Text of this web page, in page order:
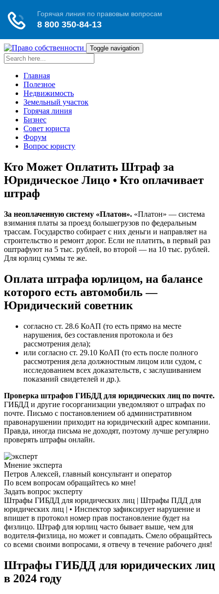
Toggle navigation
Главная
Полезное
Недвижимость
Земельный участок
Горячая линия
Бизнес
Совет юриста
Форум
Вопрос юристу
Кто Может Оплатить Штраф за
Юридическое Лицо • Кто оплачивает
штраф
За неоплаченную систему «Платон». «Платон» — система
взимания платы за проезд большегрузов по федеральным
трассам. Государство собирает с них деньги и направляет на
строительство и ремонт дорог. Если не платить, в первый раз
оштрафуют на 5 тыс. рублей, во второй — на 10 тыс. рублей.
Для юрлиц суммы те же.
Оплата штрафа юрлицом, на балансе
которого есть автомобиль —
Юридический советник
согласно ст. 28.6 КоАП (то есть прямо на месте
нарушения, без составления протокола и без
рассмотрения дела);
или согласно ст. 29.10 КоАП (то есть после полного
рассмотрения дела должностным лицом или судом, с
исследованием всех доказательств, с заслушиванием
показаний свидетелей и др.).
Проверка штрафов ГИБДД для юридических лиц по почте.
ГИБДД и другие госорганизации уведомляют о штрафах по
почте. Письмо с постановлением об административном
правонарушении приходит на юридический адрес компании.
Правда, иногда письма не доходят, поэтому лучше регулярно
проверять штрафы онлайн.
Мнение эксперта
Петров Алексей, главный консультант и оператор
По всем вопросам обращайтесь ко мне!
Задать вопрос эксперту
Штрафы ГИБДД для юридических лиц | Штрафы ПДД для
юридических лиц | • Инспектор зафиксирует нарушение и
впишет в протокол номер прав постановление будет на
физлицо. Штраф для юрлиц часто бывает выше, чем для
водителя-физлица, но может и совпадать. Смело обращайтесь
со всеми своими вопросами, я отвечу в течение рабочего дня!
Штрафы ГИБДД для юридических лиц
в 2024 году